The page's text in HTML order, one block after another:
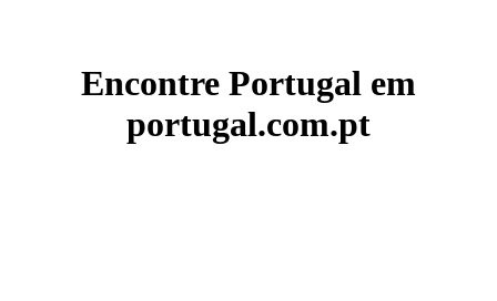
Encontre Portugal em
portugal.com.pt